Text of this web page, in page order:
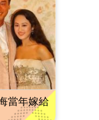
當年嫁給